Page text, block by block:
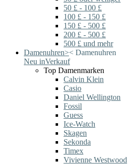
50 £ - 100 £
100 £ - 150 £
150 £ - 500 £
200 £ - 500 £
500 £ und mehr
Damenuhren>< Damenuhren
Neu inVerkauf
Top Damenmarken
Calvin Klein
Casio
Daniel Wellington
Fossil
Guess
Ice-Watch
Skagen
Sekonda
Timex
Vivienne Westwood